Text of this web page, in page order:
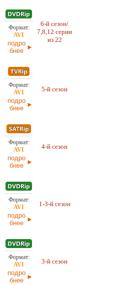
подро
бнее
6-й сезон/
7,8,12 серии
из 22
подро
бнее
5-й сезон
подро
бнее
4-й сезон
подро
бнее
1-3-й сезон
подро
бнее
3-й сезон